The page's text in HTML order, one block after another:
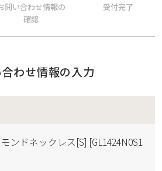
問い合わせ情報の
確認
受付完了
わせ情報の入力
ンドネックレス[S] [GL1424N0S1